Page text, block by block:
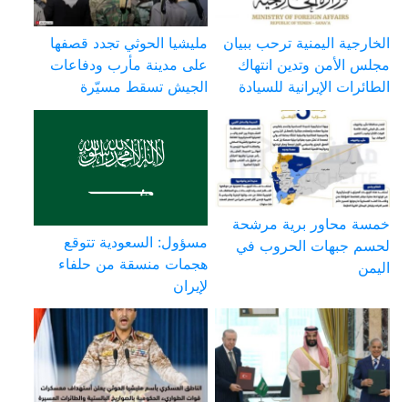
الخارجية اليمنية ترحب ببيان
مجلس الأمن وتدين انتهاك
الطائرات الإيرانية للسيادة
مليشيا الحوثي تجدد قصفها
على مدينة مأرب ودفاعات
الجيش تسقط مسيّرة
خمسة محاور برية مرشحة
لحسم جبهات الحروب في
اليمن
مسؤول: السعودية تتوقع
هجمات منسقة من حلفاء
لإيران